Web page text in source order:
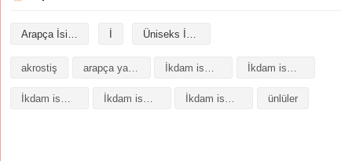
Arapça İsimler Üniseks İsimler
akrostiş arapça yazılışı
İkdam isminin baş harfleriyle şiir İkdam isminin kökeni İkdam isminin numerolojisi ünlüler